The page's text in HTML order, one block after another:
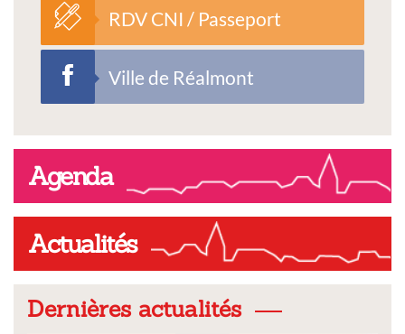
RDV CNI / Passeport
Ville de Réalmont
Agenda
Actualités
Dernières actualités